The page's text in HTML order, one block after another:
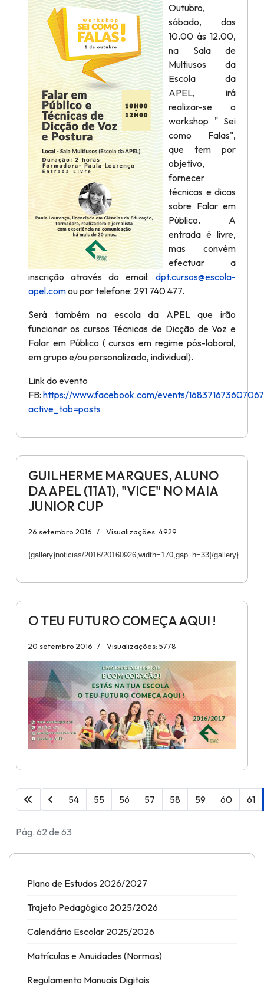
Outubro,
sábado, das
10.00 às 12.00,
na Sala de
Multiusos da
Escola da
APEL, irá
realizar-se o
workshop " Sei
como Falas",
que tem por
objetivo,
fornecer
técnicas e dicas
sobre Falar em
Público. A
entrada é livre,
mas convém
efectuar a
inscrição através do email: dpt.cursos@escola-
apel.comou por telefone: 291 740 477.
Será também na escola da APEL que irão
funcionar os cursos Técnicas de Dicção de Voz e
Falar em Público ( cursos em regime pós-laboral,
em grupo e/ou personalizado, individual).
Link do evento
FB: https://www.facebook.com/events/
active_tab=posts
GUILHERME MARQUES, ALUNO
DA APEL (11A1), "VICE" NO MAIA
JUNIOR CUP
26 setembro 2016 Visualizações: 4929
{gallery}noticias/2016/20160926,width=170,gap_h=33{/gallery}
O TEU FUTURO COMEÇA AQUI !
20 setembro 2016 Visualizações: 5778
54 55 56 57 58 59 60 61
Pág. 62 de 63
Plano de Estudos 2026/2027
Trajeto Pedagógico 2025/2026
Calendário Escolar 2025/2026
Matrículas e Anuidades (Normas)
Regulamento Manuais Digitais